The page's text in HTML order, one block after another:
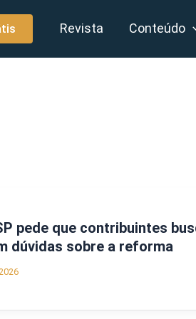
Revista Conteúdo
pede que contribuintes
dúvidas sobre a reforma